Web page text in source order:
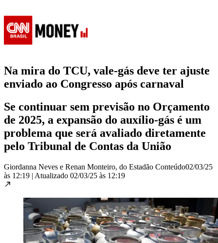
Na mira do TCU, vale-gás deve ter ajuste
enviado ao Congresso após carnaval
Se continuar sem previsão no Orçamento
de 2025, a expansão do auxílio-gás é um
problema que será avaliado diretamente
pelo Tribunal de Contas da União
Giordanna Neves e Renan Monteiro, do Estadão Conteúdo02/03/25
às 12:19 | Atualizado 02/03/25 às 12:19